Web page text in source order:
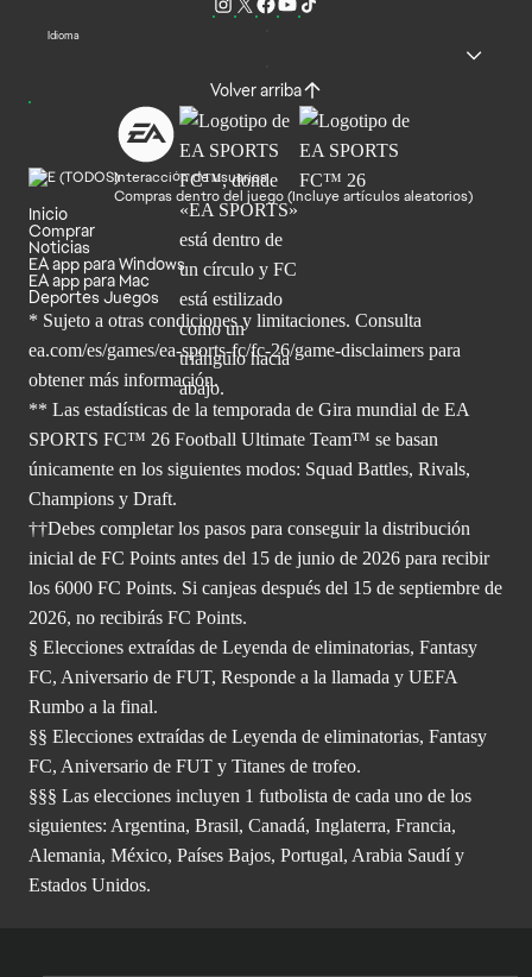
Idioma
Volver arriba
Interacción de usuarios
Compras dentro del juego (Incluye artículos aleatorios)
Inicio
Comprar
Noticias
EA app para Windows
EA app para Mac
Deportes Juegos
* Sujeto a otras condiciones y limitaciones. Consulta
ea.com/es/games/ea-sports-fc/fc-26/game-disclaimers para
obtenermás información.
** Las estadísticas de la temporada de Gira mundial de EA
SPORTS FC™ 26 Football Ultimate Team™ se basan
únicamente en los siguientes modos: Squad Battles, Rivals,
Champions y Draft.
††Debes completar los pasos para conseguir la distribución
inicial de FC Points antes del 15 de junio de 2026 para recibir
los 6000 FC Points. Si canjeas después del 15 de septiembre de
2026, no recibirás FC Points.
§ Elecciones extraídas de Leyenda de eliminatorias, Fantasy
FC, Aniversario de FUT, Responde a la llamada y UEFA
Rumbo a la final.
§§ Elecciones extraídas de Leyenda de eliminatorias, Fantasy
FC, Aniversario de FUT y Titanes de trofeo.
§§§ Las elecciones incluyen 1 futbolista de cada uno de los
siguientes: Argentina, Brasil, Canadá, Inglaterra, Francia,
Alemania, México, Países Bajos, Portugal, Arabia Saudí y
Estados Unidos.